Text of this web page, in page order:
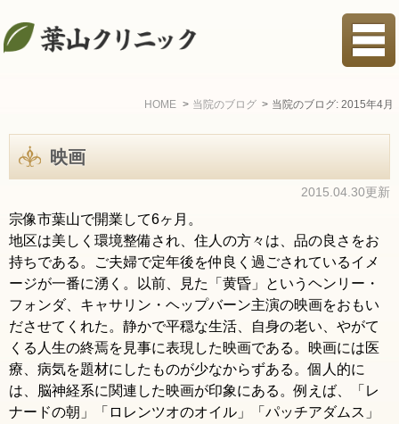
HOME 当院のブログ 当院のブログ: 2015年4月
映画
2015.04.30更新
宗像市葉山で開業して6ヶ月。
地区は美しく環境整備され、住人の方々は、品の良さをお
持ちである。
ご夫婦で定年後を仲良く過ごされているイメ
ージが一番に湧く。以前、見た「 黄昏」というヘンリー・
フォンダ、キャサリン・ヘップバーン主演の映画をおもい
ださせてくれた。静かで平穏な生活、自身の老い、やがて
くる人生の終焉を見事に表現した映画である。映画には医
療、病気を題材にしたものが少なからずある。個人的に
は、脳神経系に関連した映画が印象にある。例えば、「レ
ナードの朝」「ロレンツオのオイル」「パッチアダムス」